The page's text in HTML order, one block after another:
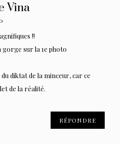
Vina
!!
gorge sur la 1e photo
diktat de la minceur, car ce
de la réalité.
RÉPONDRE